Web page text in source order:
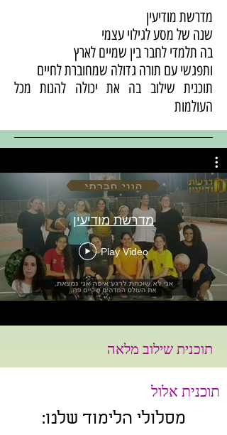
מדרשת מודיעין
Play Video
מדרשת מודיעין
שנה של מסע לגילוי עצמי
בה תלמדי לחבר בין שמיים לארץ
ותפגשי עם תורה גדולה שמחוברת לחיים
תוכנית שילוב בה את יכולה להנות מכל
העולמות
:מסלולי הלימוד שלנו
תוכנית אלול
תוכנית שילוב מלאה